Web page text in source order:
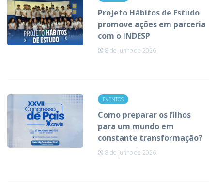
Projeto Hábitos de Estudo
promove ações em parceria
com o INDESP
8 de junho de 2026
EVENTOS
Como preparar os filhos
para um mundo em
constante transformação?
8 de junho de 2026